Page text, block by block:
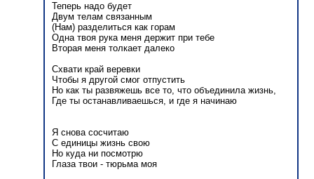
Теперь надо будет
Двум телам связанным
(Нам) разделиться как горам
Одна твоя рука меня держит при тебе
Вторая меня толкает далеко
Схвати край веревки
Чтобы я другой смог отпустить
Но как ты развяжешь все то, что объединила жизнь,
Где ты останавливаешься, и где я начинаю
Я снова сосчитаю
С единицы жизнь свою
Но куда ни посмотрю
Глаза твои - тюрьма моя